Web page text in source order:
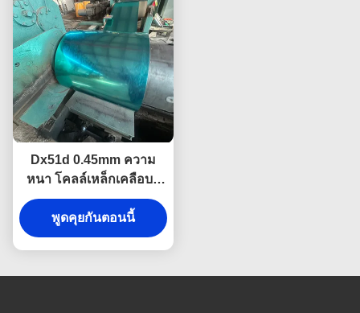
Dx51d 0.45mm ความ
หนา โคลล์เหล็กเคลือบสี
อ่อนสําหรับการตัดแผ่น
พูดคุยกันตอนนี้